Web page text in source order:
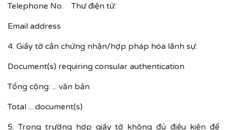
Telephone No. Thư điện tử:
Email address
4. Giấy tờ cần chứng nhận/hợp pháp hóa lãnh sự:
Document(s) requiring consular authentication
Tổng cộng: ... văn bản
Total ... document(s)
5. Trong trường hợp giấy tờ không đủ điều kiện để